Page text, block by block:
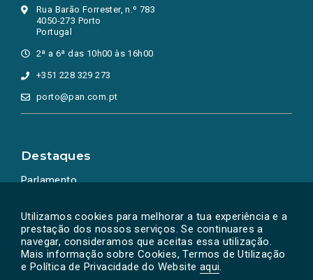
Utilizamos cookies para melhorar a tua experiência e a
prestação dos nossos serviços. Se continuares a
navegar, consideramos que aceitas essa utilização.
Mais informação sobre Cookies, Termos de Utilização
e Política de Privacidade do Website aqui.
Rua Barão Forrester, n.º 783
4050-273 Porto
Portugal
2ª a 6ª das 10h00 às 16h00
+351 228 329 273
porto@pan.com.pt
Destaques
Parlamento